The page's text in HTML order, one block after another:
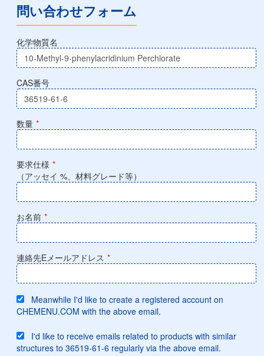
問い合わせフォーム
化学物質名
CAS番号
数量 *
要求仕様 *
（アッセイ %、材料グレード等）
お名前 *
連絡先Eメールアドレス *
Meanwhile I'd like to create a registered account on
CHEMENU.COM with the above email.
I'd like to receive emails related to products with similar
structures to 36519-61-6 regularly via the above email.